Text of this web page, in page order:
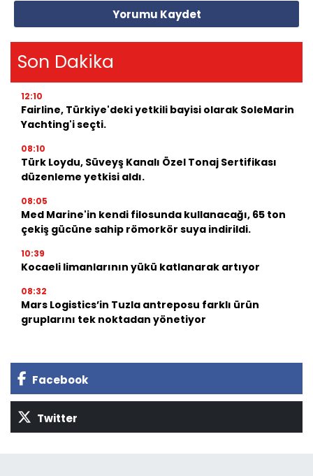
Yorumu Kaydet
Son Dakika
12:10
Fairline, Türkiye'deki yetkili bayisi olarak SoleMarin
Yachting'i seçti.
08:10
Türk Loydu, Süveyş Kanalı Özel Tonaj Sertifikası
düzenleme yetkisi aldı.
08:05
Med Marine'in kendi filosunda kullanacağı, 65 ton
çekiş gücüne sahip römorkör suya indirildi.
10:39
Kocaeli limanlarının yükü katlanarak artıyor
08:32
Mars Logistics’in Tuzla antreposu farklı ürün
gruplarını tek noktadan yönetiyor
Facebook
Twitter